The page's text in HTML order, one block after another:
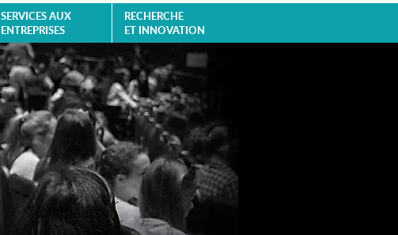
SERVICES AUX
ENTREPRISES
RECHERCHE
ET INNOVATION